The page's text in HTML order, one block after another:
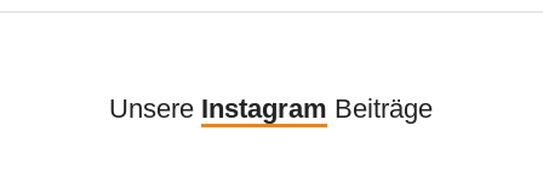
Unsere Instagram Beiträge